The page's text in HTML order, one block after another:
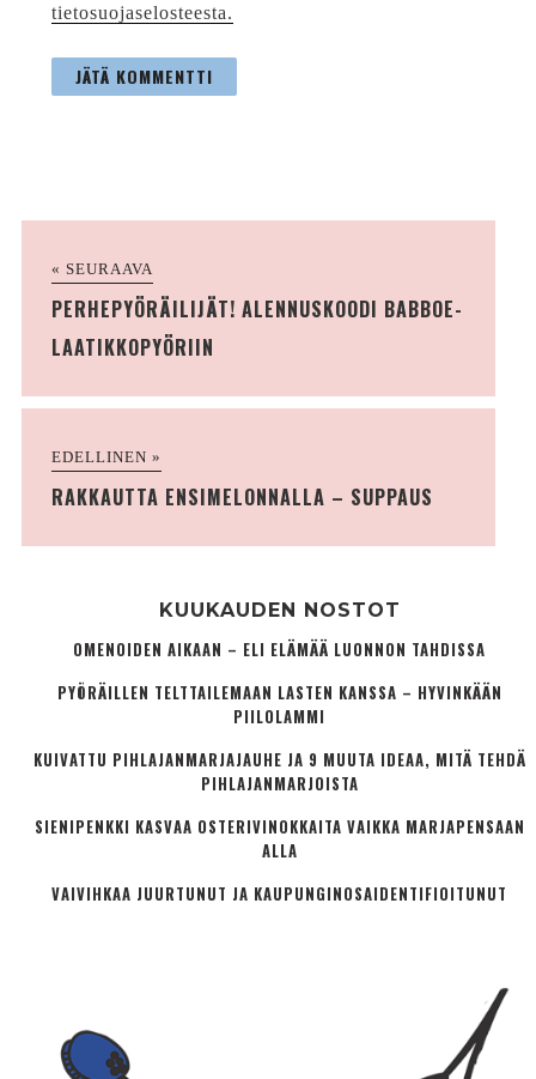
tietosuojaselosteesta.
« SEURAAVA
PERHEPYÖRÄILIJÄT! ALENNUSKOODI BABBOE-
LAATIKKOPYÖRIIN
EDELLINEN »
RAKKAUTTA ENSIMELONNALLA – SUPPAUS
KUUKAUDEN NOSTOT
OMENOIDEN AIKAAN – ELI ELÄMÄÄ LUONNON TAHDISSA
PYÖRÄILLEN TELTTAILEMAAN LASTEN KANSSA – HYVINKÄÄN
PIILOLAMMI
KUIVATTU PIHLAJANMARJAJAUHE JA 9 MUUTA IDEAA, MITÄ TEHDÄ
PIHLAJANMARJOISTA
SIENIPENKKI KASVAA OSTERIVINOKKAITA VAIKKA MARJAPENSAAN
ALLA
VAIVIHKAA JUURTUNUT JA KAUPUNGINOSA­IDENTIFIOITUNUT